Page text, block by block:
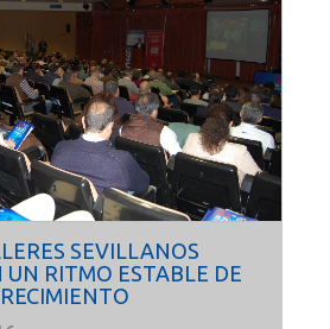
SEVILLANOS
RITMO ESTABLE DE